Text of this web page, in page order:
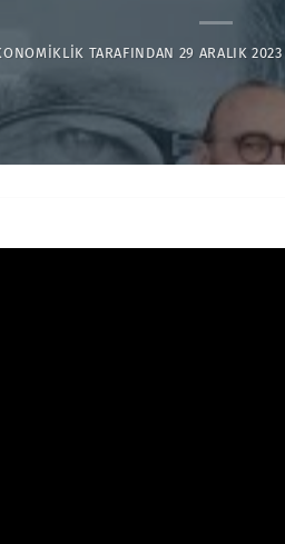
TARAFINDAN 29 ARALIK 2023